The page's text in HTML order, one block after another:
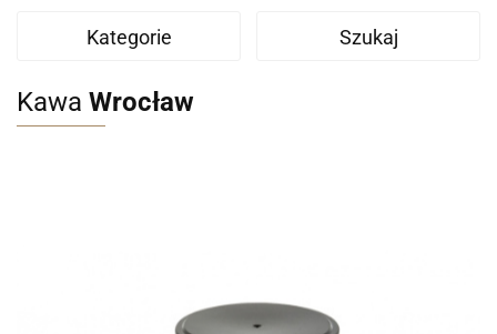
Zgody cookies
Kategorie Szukaj
Kawa Wrocław